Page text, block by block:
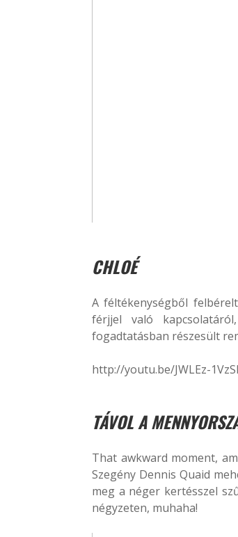
CHLOÉ
A féltékenységből
férjjel való
fogadtatásban részesült
http://youtu.be/JWLEz-
TÁVOL A
That awkward moment,
Szegény Dennis Quaid
meg a néger kertésszel
négyzeten, muhaha!